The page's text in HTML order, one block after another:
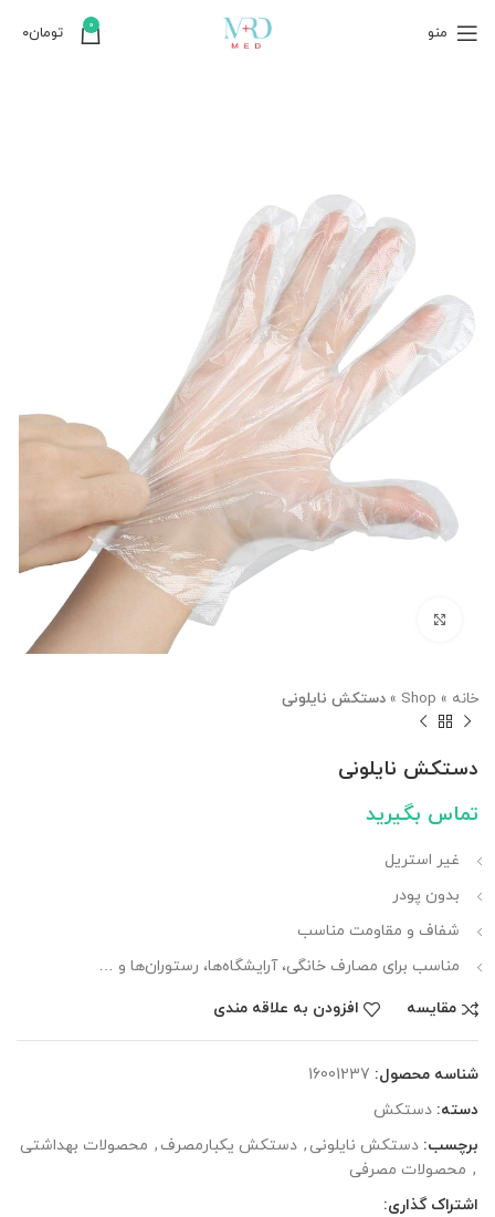
منو 0 تومان۰
خانه »
Shop
» دستکش نایلونی
دستکش نایلونی
تماس بگیرید
غیر استریل
بدون پودر
شفاف و مقاومت مناسب
مناسب برای مصارف خانگی، آرایشگاه‌ها، رستوران‌ها و …
مقایسه افزودن به علاقه مندی
شناسه محصول: 16001237
دسته: دستکش
برچسب: دستکش نایلونی , دستکش یکبارمصرف , محصولات بهداشتی
, محصولات مصرفی
اشتراک گذاری: